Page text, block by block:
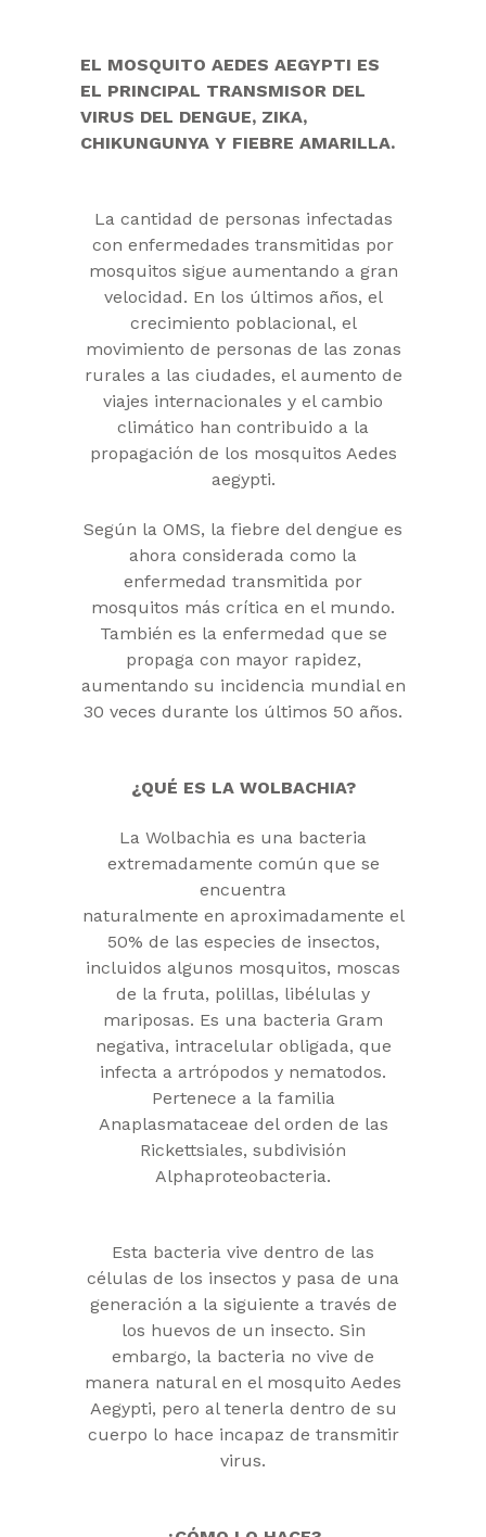
EL MOSQUITO AEDES AEGYPTI ES
EL PRINCIPAL TRANSMISOR DEL
VIRUS DEL DENGUE, ZIKA,
CHIKUNGUNYA Y FIEBRE AMARILLA.
La cantidad de personas infectadas
con enfermedades transmitidas por
mosquitos sigue aumentando a gran
velocidad. En los últimos años, el
crecimiento poblacional, el
movimiento de personas de las zonas
rurales a las ciudades, el aumento de
viajes internacionales y el cambio
climático han contribuido a la
propagación de los mosquitos Aedes
aegypti.
Según la OMS, la fiebre del dengue es
ahora considerada como la
enfermedad transmitida por
mosquitos más crítica en el mundo.
También es la enfermedad que se
propaga con mayor rapidez,
aumentando su incidencia mundial en
30 veces durante los últimos 50 años.
¿QUÉ ES LA WOLBACHIA?
La Wolbachia es una bacteria
extremadamente común que se
encuentra
naturalmente en aproximadamente el
50% de las especies de insectos,
incluidos algunos mosquitos, moscas
de la fruta, polillas, libélulas y
mariposas. Es una bacteria Gram
negativa, intracelular obligada, que
infecta a artrópodos y nematodos.
Pertenece a la familia
Anaplasmataceae del orden de las
Rickettsiales, subdivisión
Alphaproteobacteria.
Esta bacteria vive dentro de las
células de los insectos y pasa de una
generación a la siguiente a través de
los huevos de un insecto. Sin
embargo, la bacteria no vive de
manera natural en el mosquito Aedes
Aegypti, pero al tenerla dentro de su
cuerpo lo hace incapaz de transmitir
virus.